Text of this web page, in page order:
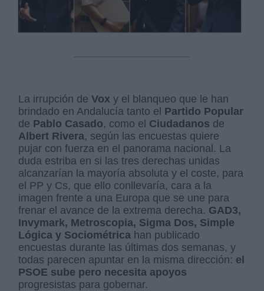
La irrupción deVox y el blanqueo que le han
brindado en Andalucía tanto el Partido Popular
de Pablo Casado, como el Ciudadanos de
Albert Rivera, según las encuestas quiere
pujar con fuerza en el panorama nacional. La
duda estriba en si las tres derechas unidas
alcanzarían la mayoría absoluta y el coste, para
el PP y Cs, que ello conllevaría, cara a la
imagen frente a una Europa que se une para
frenar el avance de la extrema derecha. GAD3,
Invymark, Metroscopia, Sigma Dos, Simple
Lógica y Sociométrica han publicado
encuestas durante las últimas dos semanas, y
todas parecen apuntar en la misma dirección: el
PSOE sube pero necesita apoyos
progresistas para gobernar.